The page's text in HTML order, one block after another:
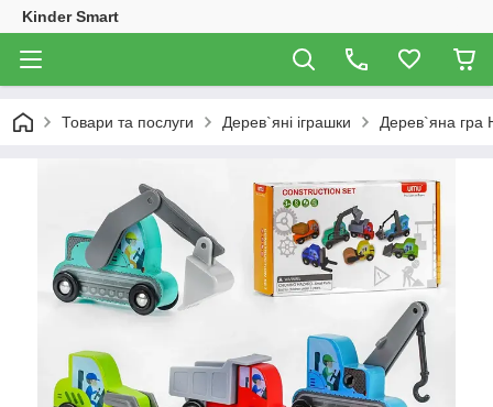
Kinder Smart
Товари та послуги Дерев`яні іграшки Дерев`яна гра